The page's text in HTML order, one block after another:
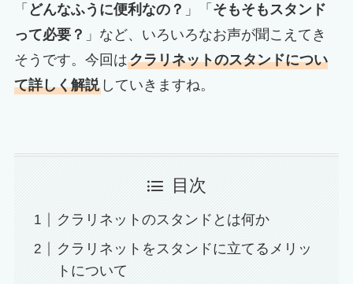
「 どんなふうに便利なの？ 」「 そもそもスタンド
って必要？ 」など、いろいろなお声が聞こえてき
そうです。今回はクラリネットのスタンドについ
て詳しく解説していきますね。
目次
クラリネットのスタンドとは何か
クラリネットをスタンドに立てるメリッ
トについて